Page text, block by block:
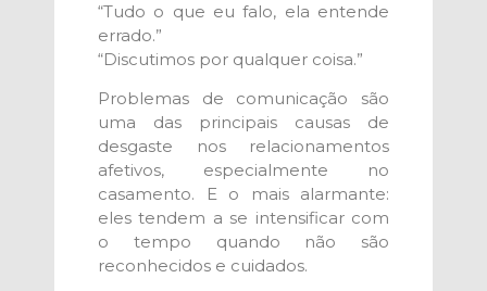
“Tudo o que eu falo, ela entende
errado.”
“Discutimos por qualquer coisa.”
Problemas de comunicação são
uma das principais causas de
desgaste nos relacionamentos
afetivos, especialmente no
casamento. E o mais alarmante:
eles tendem a se intensificar com
o tempo quando não são
reconhecidos e cuidados.